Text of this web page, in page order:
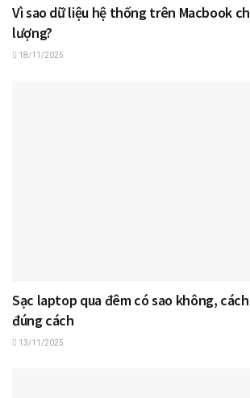
Vì sao dữ liệu hệ thống trên Macbook
lượng?
18/11/2025
Sạc laptop qua đêm có sao không,
đúng cách
13/11/2025